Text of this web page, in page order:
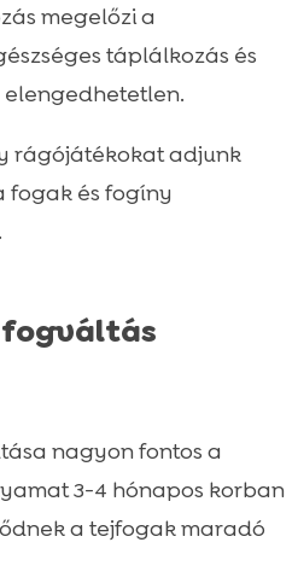
megelőzi a
táplálkozás és
elengedhetetlen.
rágójátékokat adjunk
fogak és fogíny
nagyon fontos a
3-4 hónapos korban
a tejfogak maradó